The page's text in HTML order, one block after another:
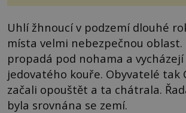
Uhlí žhnoucí v podzemí dlouhé
místa velmi nebezpečnou oblast.
propadá pod nohama a
jedovatého kouře. Obyvatelé tak
začali opouštět a ta chátrala.
byla srovnána se zemí.